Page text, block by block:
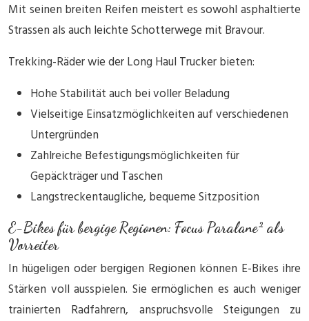
Mit seinen breiten Reifen meistert es sowohl asphaltierte
Strassen als auch leichte Schotterwege mit Bravour.
Trekking-Räder wie der Long Haul Trucker bieten:
Hohe Stabilität auch bei voller Beladung
Vielseitige Einsatzmöglichkeiten auf verschiedenen
Untergründen
Zahlreiche Befestigungsmöglichkeiten für
Gepäckträger und Taschen
Langstreckentaugliche, bequeme Sitzposition
E-Bikes für bergige Regionen: Focus Paralane² als
Vorreiter
In hügeligen oder bergigen Regionen können E-Bikes ihre
Stärken voll ausspielen. Sie ermöglichen es auch weniger
trainierten Radfahrern, anspruchsvolle Steigungen zu